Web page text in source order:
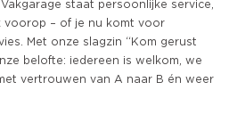
staat persoonlijke service,
voorop – of je nu komt voor
Met onze slagzin “Kom gerust
belofte: iedereen is welkom, we
vertrouwen van A naar B én weer